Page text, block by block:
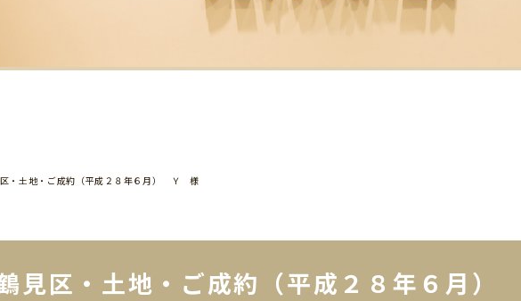
・土地・ご成約（平成２８年６月） Ｙ 様
見区・土地・ご成約（平成２８年６月